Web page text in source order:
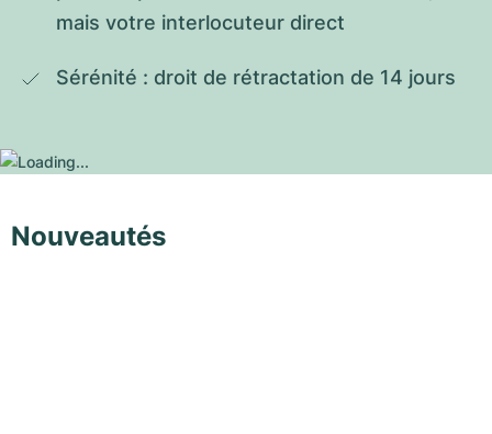
mais votre interlocuteur direct
Sérénité : droit de rétractation de 14 jours
Nouveautés